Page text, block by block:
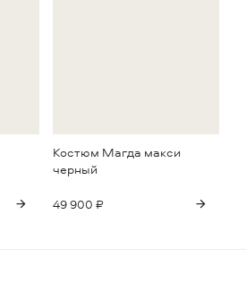
Костюм Магда макси
черный
49 900 ₽